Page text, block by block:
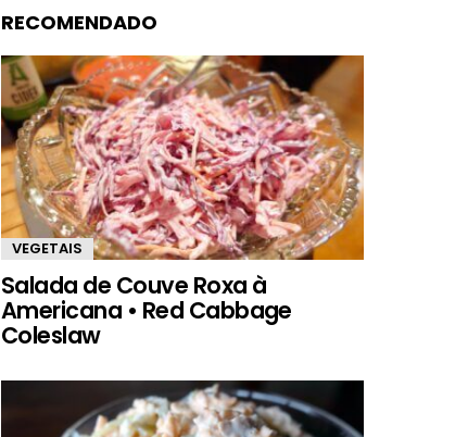
RECOMENDADO
VEGETAIS
Salada de Couve Roxa à
Americana • Red Cabbage
Coleslaw